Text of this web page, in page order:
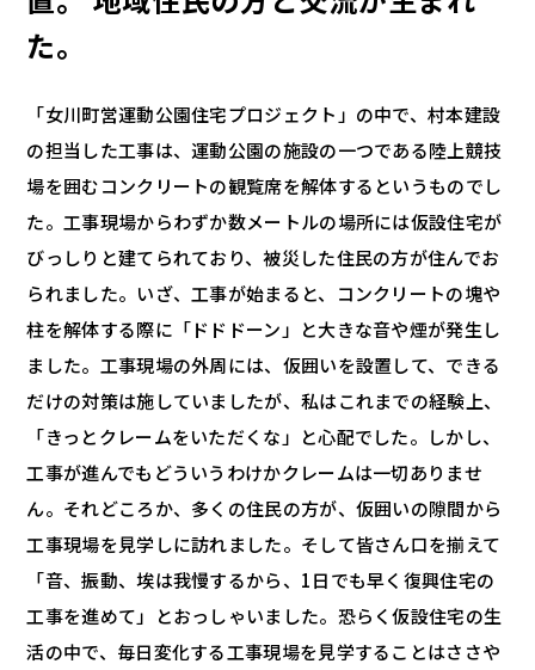
た。
「女川町営運動公園住宅プロジェクト」の中で、村本建設
の担当した工事は、運動公園の施設の一つである陸上競技
場を囲むコンクリートの観覧席を解体するというものでし
た。工事現場からわずか数メートルの場所には仮設住宅が
びっしりと建てられており、被災した住民の方が住んでお
られました。いざ、工事が始まると、コンクリートの塊や
柱を解体する際に「ドドドーン」と大きな音や煙が発生し
ました。工事現場の外周には、仮囲いを設置して、できる
だけの対策は施していましたが、私はこれまでの経験上、
「きっとクレームをいただくな」と心配でした。しかし、
工事が進んでもどういうわけかクレームは一切ありませ
ん。それどころか、多くの住民の方が、仮囲いの隙間から
工事現場を見学しに訪れました。そして皆さん口を揃えて
「音、振動、埃は我慢するから、1日でも早く復興住宅の
工事を進めて」とおっしゃいました。恐らく仮設住宅の生
活の中で、毎日変化する工事現場を見学することはささや